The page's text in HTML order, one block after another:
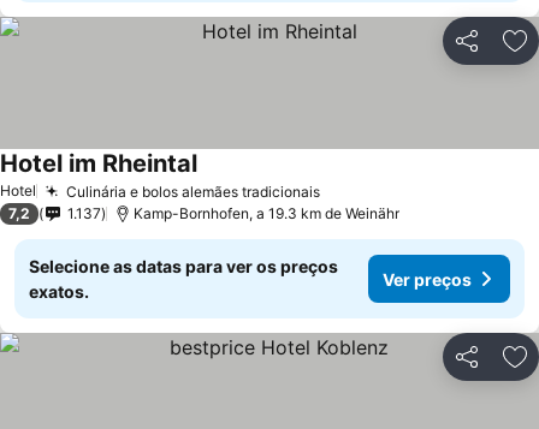
Partilhar
Hotel Culinária e bolos alemães tradicionais
Hotel im Rheintal
7,2 1.137 Kamp-Bornhofen, a 19.3 km de Weinähr
Selecione as datas para ver os preços
exatos.
Ver preços
Partilhar